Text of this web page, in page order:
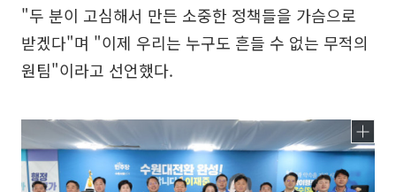
"두 분이 고심해서 만든 소중한 정책들을 가슴으로
받겠다"며 "이제 우리는 누구도 흔들 수 없는 무적의
원팀"이라고 선언했다.